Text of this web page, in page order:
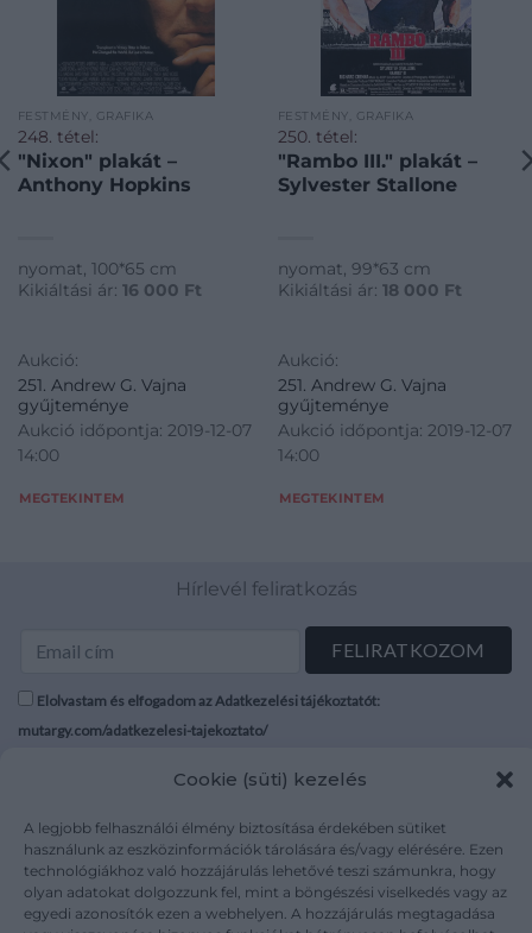
Cookie (süti) kezelés
A legjobb felhasználói élmény biztosítása érdekében sütiket
használunk az eszközinformációk tárolására és/vagy elérésére. Ezen
technológiákhoz való hozzájárulás lehetővé teszi számunkra, hogy
olyan adatokat dolgozzunk fel, mint a böngészési viselkedés vagy az
egyedi azonosítók ezen a webhelyen. A hozzájárulás megtagadása
FESTMÉNY, GRAFIKA
248. tétel:
"Nixon" plakát –
Anthony Hopkins
nyomat, 100*65 cm
Kikiáltási ár: 16 000 Ft
Aukció:
251. Andrew G. Vajna
gyűjteménye
Aukció időpontja: 2019-12-07
14:00
MEGTEKINTEM
FESTMÉNY, GRAFIKA
250. tétel:
"Rambo III." plakát –
Sylvester Stallone
nyomat, 99*63 cm
Kikiáltási ár: 18 000 Ft
Aukció:
251. Andrew G. Vajna
gyűjteménye
Aukció időpontja: 2019-12-07
14:00
MEGTEKINTEM
Hírlevél feliratkozás
Elolvastam és elfogadom az Adatkezelési tájékoztatót:
mutargy.com/adatkezelesi-tajekoztato/
Médiaajánlat
Karrier
Kapcsolat
Áraink
ÁSZF
Adatvédelem
Impresszum